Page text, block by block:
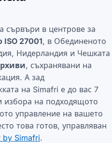
сървъри в центрове за
27001, в Обединеното
Нидерландия и Чешката
, съхранявани на
А зад
на Simafri е до вас 7
избора на подходящото
управление на вашето
това готов, управляван
by Simafri.